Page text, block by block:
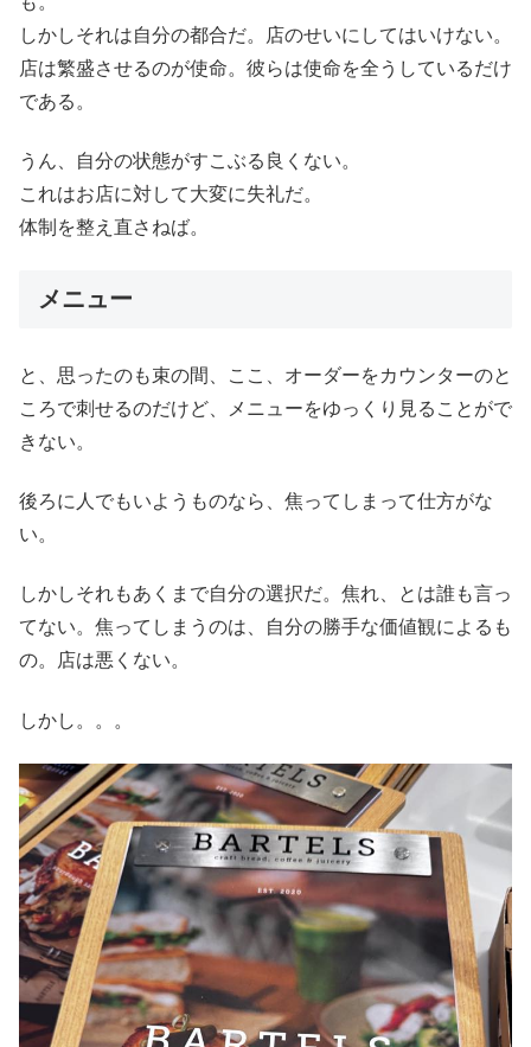
しかしそれは自分の都合だ。店のせいにしてはいけない。
店は繁盛させるのが使命。彼らは使命を全うしているだけ
である。
うん、自分の状態がすこぶる良くない。
これはお店に対して大変に失礼だ。
体制を整え直さねば。
メニュー
と、思ったのも束の間、ここ、オーダーをカウンターのと
ころで刺せるのだけど、メニューをゆっくり見ることがで
きない。
後ろに人でもいようものなら、焦ってしまって仕方がな
い。
しかしそれもあくまで自分の選択だ。焦れ、とは誰も言っ
てない。焦ってしまうのは、自分の勝手な価値観によるも
の。店は悪くない。
しかし。。。